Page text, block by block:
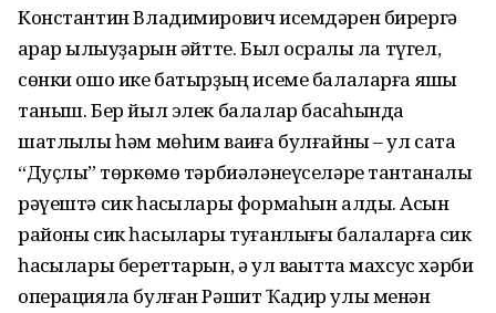
Константин Владимирович исемдәрен бирергә
ҡарар ҡылыуҙарын әйтте. Был осраҡлы ла түгел,
сөнки ошо ике батырҙың исеме балаларға яҡшы
таныш. Бер йыл элек балалар баҡсаһында
шатлыҡлы һәм мөһим ваҡиға булғайны – ул саҡта
“Дуҫлыҡ” төркөмө тәрбиәләнеүселәре тантаналы
рәүештә сик һаҡсылары формаһын алды. Асҡын
районы сик һаҡсылары туғанлығы балаларға сик
һаҡсылары береттарын, ә ул ваҡытта махсус хәрби
операцияла булған Рәшит Ҡадир улы менән